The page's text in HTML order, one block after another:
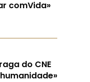
comVida»
do CNE